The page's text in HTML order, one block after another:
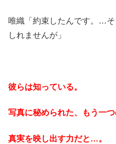
唯織「約束したんです。…
しれませんが」
彼らは知っている。
写真に秘められた、もう一つ
真実を映し出す力だと…。